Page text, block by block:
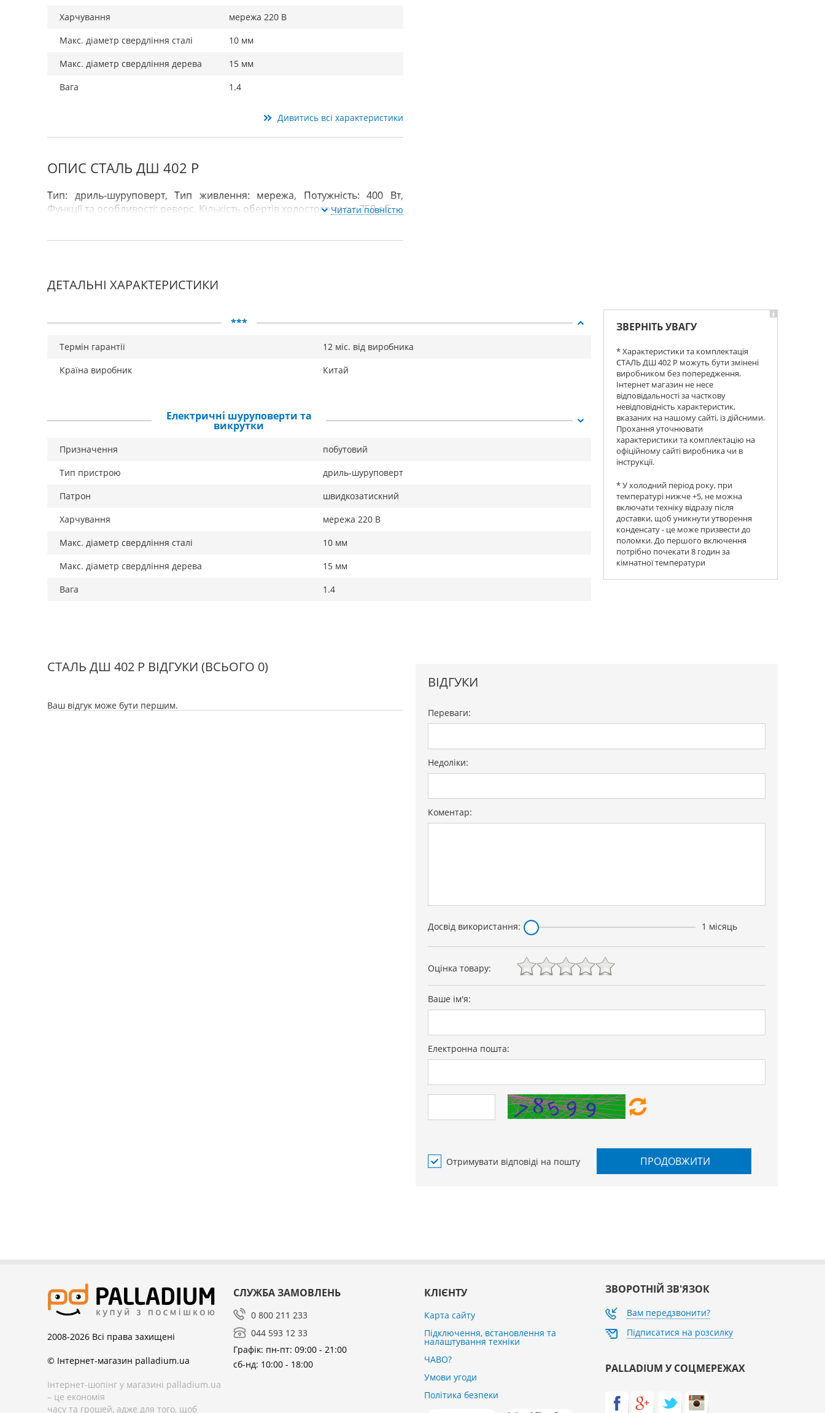
Харчування
мережа 220 В
Макс. діаметр свердління сталі
10 мм
Макс. діаметр свердління дерева
15 мм
Вага
1.4
Дивитись всі характеристики
ОПИС СТАЛЬ ДШ 402 Р
Тип: дриль-шуруповерт, Тип живлення: мережа, Потужність: 400 Вт,
Функції та особливості: реверс, Кількість обертів холостого ходу: 750 об.
Читати повністю
ДЕТАЛЬНІ ХАРАКТЕРИСТИКИ
***
Термін гарантії
12 міс. від виробника
Країна виробник
Китай
Електричні шуруповерти та
викрутки
Призначення
побутовий
Тип пристрою
дриль-шуруповерт
Патрон
швидкозатискний
Харчування
мережа 220 В
Макс. діаметр свердління сталі
10 мм
Макс. діаметр свердління дерева
15 мм
Вага
1.4
ЗВЕРНІТЬ УВАГУ
* Характеристики та комплектація
СТАЛЬ ДШ 402 Р можуть бути змінені
виробником без попередження.
Інтернет магазин не несе
відповідальності за часткову
невідповідність характеристик,
вказаних на нашому сайті, із дійсними.
Прохання уточнювати
характеристики та комплектацію на
офіційному сайті виробника чи в
інструкції.
* У холодний період року, при
температурі нижче +5, не можна
включати техніку відразу після
доставки, щоб уникнути утворення
конденсату - це може призвести до
поломки. До першого включення
потрібно почекати 8 годин за
кімнатної температури
СТАЛЬ ДШ 402 Р ВІДГУКИ (ВСЬОГО 0)
Ваш відгук може бути першим.
ВІДГУКИ
Переваги:
Недоліки:
Коментар:
Досвід використання: 1 місяць
Оцінка товару:
Ваше ім'я:
Електронна пошта:
Отримувати відповіді на пошту ПРОДОВЖИТИ
2008-2026 Всі права захищені
© Інтернет-магазин palladium.ua
Інтернет-шопінг у магазині palladium.ua
– це економія
часу та грошей, адже для того, щоб
СЛУЖБА ЗАМОВЛЕНЬ
0 800 211 233
044 593 12 33
Графік: пн-пт: 09:00 - 21:00
сб-нд: 10:00 - 18:00
КЛІЄНТУ
Карта сайту
Підключення, встановлення та
налаштування техніки
ЧАВО?
Умови угоди
Політика безпеки
ЗВОРОТНІЙ ЗВ'ЯЗОК
Вам передзвонити?
Підписатися на розсилку
PALLADIUM У СОЦМЕРЕЖАХ